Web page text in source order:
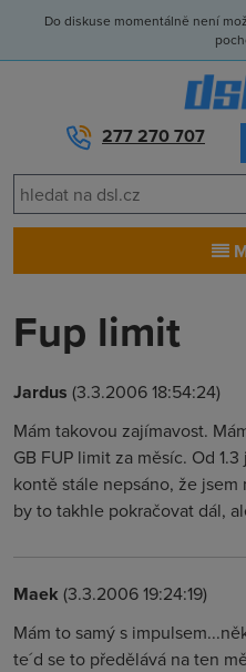
Do diskuse momentálně není
277 270 707
Fup limit
Jardus (3.3.2006 18:54:24)
Mám takovou zajímavost.
GB FUP limit za měsíc. Od
kontě stále nepsáno, že
by to takhle pokračovat dál,
Maek (3.3.2006 19:24:19)
Mám to samý s
te´d se to předělává na ten